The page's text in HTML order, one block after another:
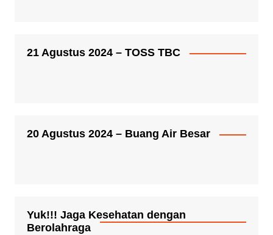
21 Agustus 2024 – TOSS TBC
20 Agustus 2024 – Buang Air Besar
Yuk!!! Jaga Kesehatan dengan
Berolahraga